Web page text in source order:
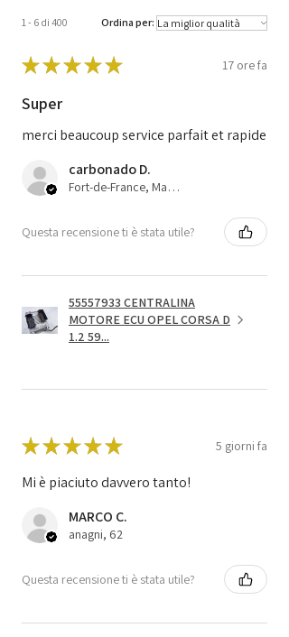
1 - 6 di 400 Ordina per:
★★★★★ 17 ore fa
Super
merci beaucoup service parfait et rapide
carbonado D.
Fort-de-France, Martinique
Questa recensione ti è stata utile?
55557933 CENTRALINA
MOTORE ECU OPEL CORSA D
1.2 59...
★★★★★ 5 giorni fa
Mi è piaciuto davvero tanto!
MARCO C.
anagni, 62
Questa recensione ti è stata utile?